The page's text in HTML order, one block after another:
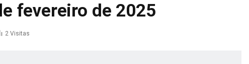
fevereiro de 2025
2 Visitas